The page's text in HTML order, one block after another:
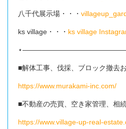
八千代展示場・・・
ks village・・・ ks village
■解体工事、伐採、ブロック撤去
https://www.murakami-inc.com/
■不動産の売買、空き家管理、相
https://www.village-up-real-